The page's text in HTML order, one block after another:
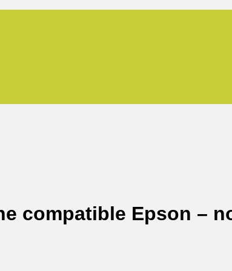
compatible Epson –